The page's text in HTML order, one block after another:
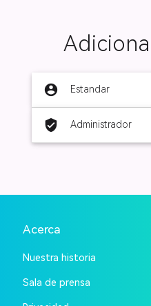
account_circle Estandar
verified_user Administrador
Acerca
Nuestra historia
Sala de prensa